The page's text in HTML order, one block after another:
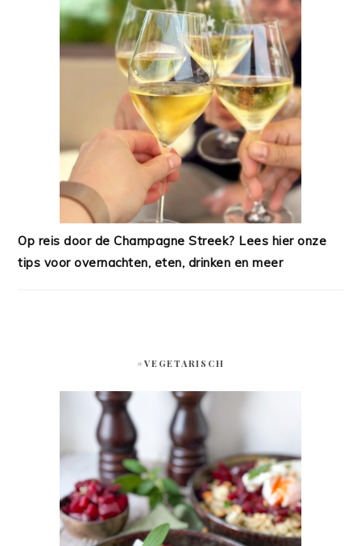
Op reis door de Champagne Streek? Lees hier onze
tips voor overnachten, eten, drinken en meer
#VEGETARISCH